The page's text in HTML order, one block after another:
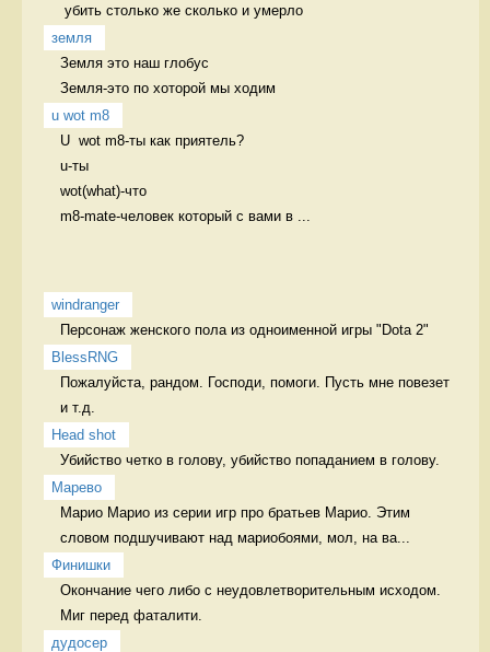
убить столько же сколько и умерло
земля
Земля это наш глобус
Земля-это по хоторой мы ходим
u wot m8
U  wot m8-ты как приятель?
u-ты
wot(what)-что
m8-mate-человек который с вами в ...
windranger
Персонаж женского пола из одноименной игры "Dota 2"
BlessRNG
Пожалуйста, рандом. Господи, помоги. Пусть мне повезет
и т.д.
Head shot
Убийство четко в голову, убийство попаданием в голову.
Марево
Марио Марио из серии игр про братьев Марио. Этим
словом подшучивают над мариобоями, мол, на ва...
Финишки
Окончание чего либо с неудовлетворительным исходом.
Миг перед фаталити.
дудосер